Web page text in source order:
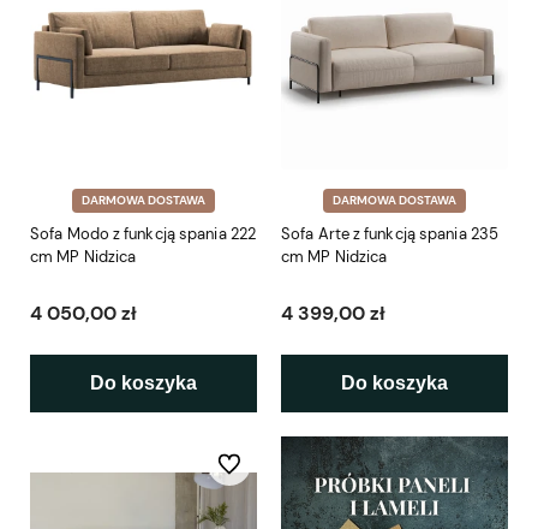
DARMOWA DOSTAWA
Sofa Modo z funkcją spania 222
cm MP Nidzica
4 050,00 zł
Do koszyka
DARMOWA DOSTAWA
Sofa Arte z funkcją spania 235
cm MP Nidzica
4 399,00 zł
Do koszyka
Do ulubionych